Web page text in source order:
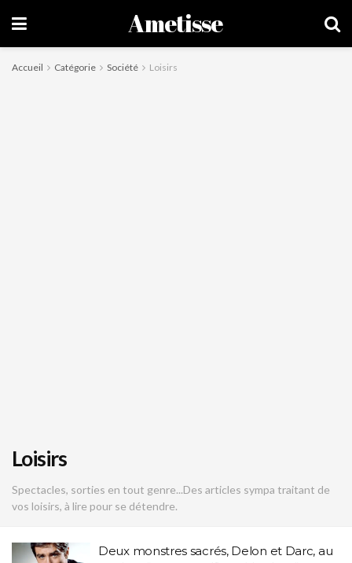
Ametisse
Accueil Catégorie Société Loisirs
Loisirs
Spectacles, sorties en tout genre...Des articles sympa traitant de
vos loisirs, à lire pour se détendre.
Deux monstres sacrés, Delon et Darc, au